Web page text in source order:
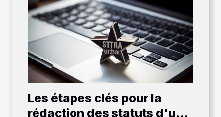
Les étapes clés pour la
rédaction des statuts d'une